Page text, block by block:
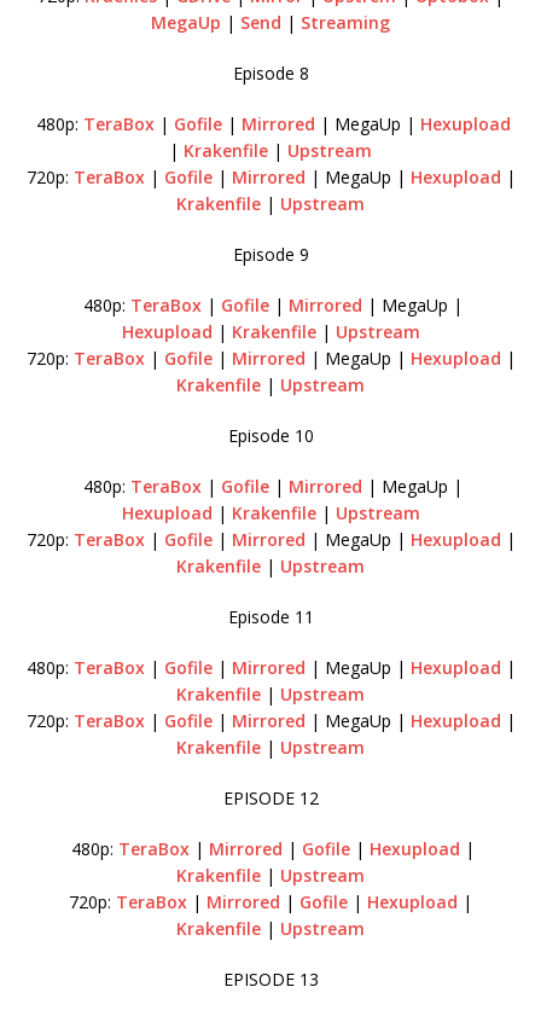
MegaUp | Send | Streaming
Episode 8
480p: TeraBox| Gofile| Mirrored | MegaUp | Hexupload
| Krakenfile | Upstream
720p: TeraBox| Gofile | Mirrored | MegaUp | Hexupload |
Krakenfile | Upstream
Episode 9
480p: TeraBox | Gofile | Mirrored | MegaUp |
Hexupload | Krakenfile| Upstream
720p: TeraBox| Gofile | Mirrored | MegaUp | Hexupload |
Krakenfile | Upstream
Episode 10
480p: TeraBox | Gofile | Mirrored | MegaUp |
Hexupload | Krakenfile| Upstream
720p: TeraBox| Gofile | Mirrored | MegaUp | Hexupload |
Krakenfile | Upstream
Episode 11
480p: TeraBox| Gofile | Mirrored | MegaUp | Hexupload |
Krakenfile | Upstream
720p: TeraBox| Gofile | Mirrored | MegaUp | Hexupload |
Krakenfile | Upstream
EPISODE 12
480p: TeraBox | Mirrored | Gofile | Hexupload |
Krakenfile | Upstream
720p: TeraBox | Mirrored | Gofile | Hexupload |
Krakenfile | Upstream
EPISODE 13